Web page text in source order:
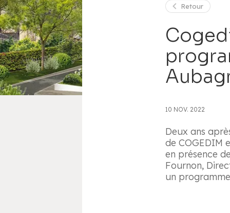
Retour
10 NOV. 2022
Deux ans
de COGEDIM
en présence
Fournon,
un